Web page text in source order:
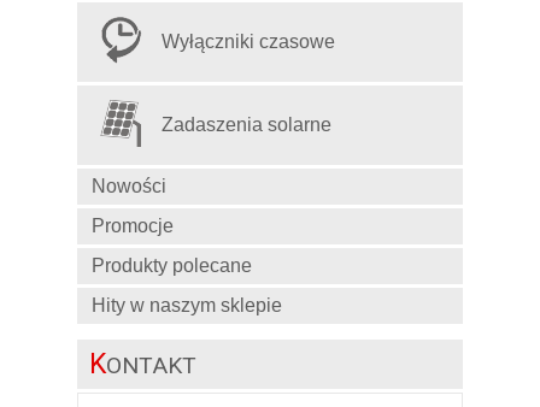
Wyłączniki czasowe
Zadaszenia solarne
Nowości
Promocje
Produkty polecane
Hity w naszym sklepie
KONTAKT